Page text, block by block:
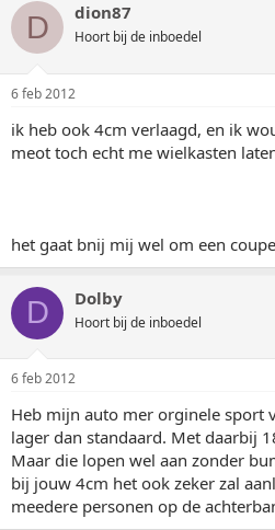
D dion87
Hoort bij de inboedel
6 feb 2012
ik heb ook 4cm verlaagd, en ik
meot toch echt me wielkasten
het gaat bnij mij wel om een
D Dolby
Hoort bij de inboedel
6 feb 2012
Heb mijn auto mer orginele sport
lager dan standaard. Met daarbij
Maar die lopen wel aan zonder
bij jouw 4cm het ook zeker zal
meedere personen op de